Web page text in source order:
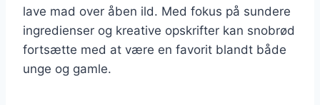
lave mad over åben ild. Med fokus på sundere
ingredienser og kreative opskrifter kan snobrød
fortsætte med at være en favorit blandt både
unge og gamle.